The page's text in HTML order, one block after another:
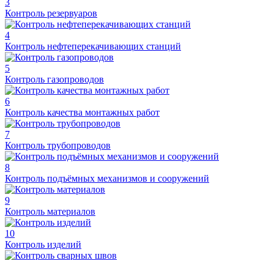
Контроль резервуаров
4
Контроль нефтеперекачивающих станций
5
Контроль газопроводов
6
Контроль качества монтажных работ
7
Контроль трубопроводов
8
Контроль подъёмных механизмов и сооружений
9
Контроль материалов
10
Контроль изделий